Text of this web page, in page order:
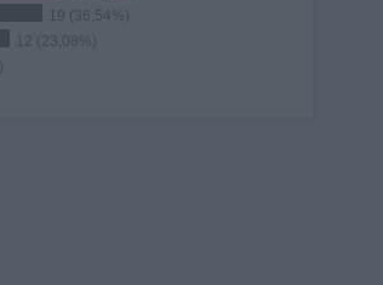
19 (36,54%)
12 (23,08%)